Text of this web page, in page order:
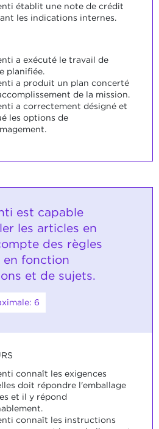
établit une note de crédit
les indications internes.
a exécuté le travail de
planifiée.
a produit un plan concerté
de la mission.
a correctement désigné et
les options de
est capable
les articles en
des règles
en fonction
et de sujets.
6
connaît les exigences
doit répondre l'emballage
et il y répond
connaît les instructions